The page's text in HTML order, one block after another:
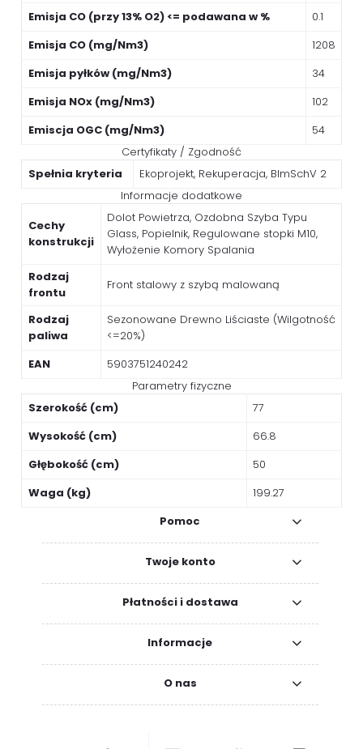
Emisja CO (przy 13% O2) <= podawana w %
0.1
Emisja CO (mg/Nm3)
1208
Emisja pyłków (mg/Nm3)
34
Emisja NOx (mg/Nm3)
102
Emiscja OGC (mg/Nm3)
54
Certyfikaty / Zgodność
Spełnia kryteria
Ekoprojekt, Rekuperacja, BImSchV 2
Informacje dodatkowe
Cechy
konstrukcji
Dolot Powietrza, Ozdobna Szyba Typu
Glass, Popielnik, Regulowane stopki M10,
Wyłożenie Komory Spalania
Rodzaj
frontu
Front stalowy z szybą malowaną
Rodzaj
paliwa
Sezonowane Drewno Liściaste (Wilgotność
<=20%)
EAN
5903751240242
Parametry fizyczne
Szerokość (cm)
77
Wysokość (cm)
66.8
Głębokość (cm)
50
Waga (kg)
199.27
Pomoc
Twoje konto
Płatności i dostawa
Informacje
O nas